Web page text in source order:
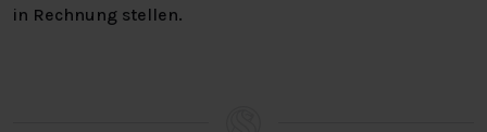
in Rechnung stellen.